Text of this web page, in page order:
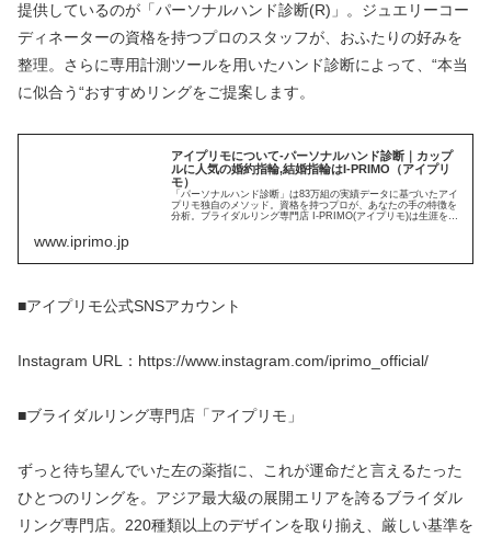
提供しているのが「パーソナルハンド診断(R)」。ジュエリーコー
ディネーターの資格を持つプロのスタッフが、おふたりの好みを
整理。さらに専用計測ツールを用いたハンド診断によって、“本当
に似合う“おすすめリングをご提案します。
アイプリモについて-パーソナルハンド診断｜カップ
ルに人気の婚約指輪,結婚指輪はI-PRIMO（アイプリ
モ）
「パーソナルハンド診断」は83万組の実績データに基づいたアイ
プリモ独自のメソッド。資格を持つプロが、あなたの手の特徴を
分析。ブライダルリング専門店 I-PRIMO(アイプリモ)は生涯を通
www.iprimo.jp
■アイプリモ公式SNSアカウント
Instagram URL：https://www.instagram.com/iprimo_official/
■ブライダルリング専門店「アイプリモ」
ずっと待ち望んでいた左の薬指に、これが運命だと言えるたった
ひとつのリングを。アジア最大級の展開エリアを誇るブライダル
リング専門店。220種類以上のデザインを取り揃え、厳しい基準を